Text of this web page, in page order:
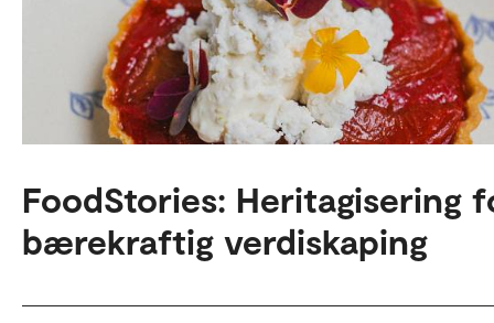
FoodStories: Heritagisering
bærekraftig verdiskaping